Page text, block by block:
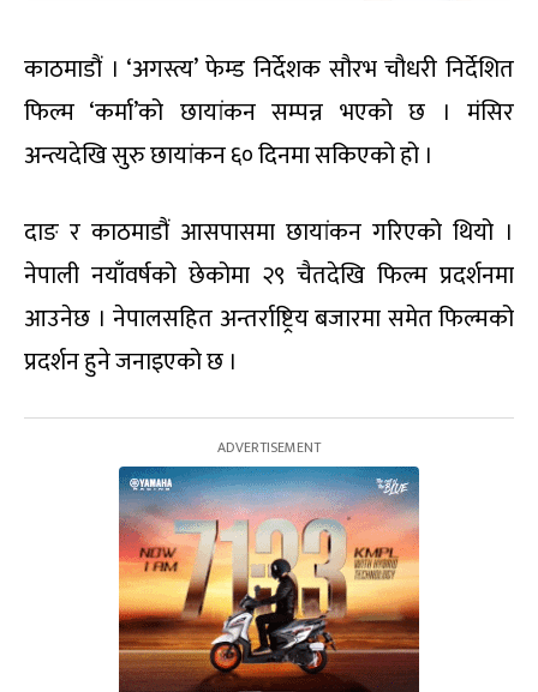
काठमाडौं । ‘अगस्त्य’ फेम्ड निर्देशक सौरभ चौधरी निर्देशित
फिल्म ‘कर्मा’को छायांकन सम्पन्न भएको छ । मंसिर
अन्त्यदेखि सुरु छायांकन ६० दिनमा सकिएको हो ।
दाङ र काठमाडौं आसपासमा छायांकन गरिएको थियो ।
नेपाली नयाँवर्षको छेकोमा २९ चैतदेखि फिल्म प्रदर्शनमा
आउनेछ । नेपालसहित अन्तर्राष्ट्रिय बजारमा समेत फिल्मको
प्रदर्शन हुने जनाइएको छ ।